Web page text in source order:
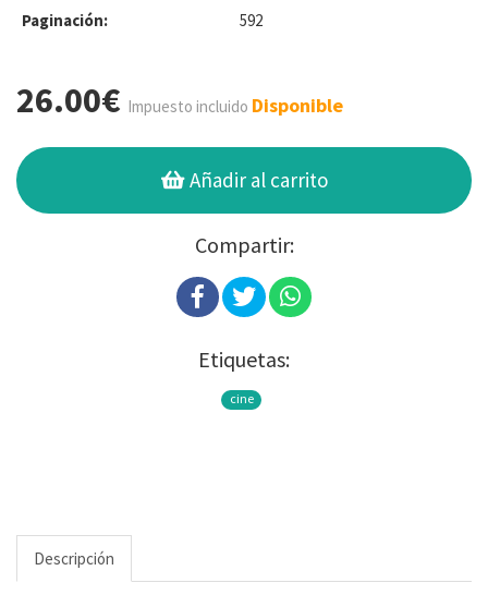
Paginación:
592
26.00€ Impuesto incluido Disponible
Añadir al carrito
Compartir:
Etiquetas:
cine
Descripción